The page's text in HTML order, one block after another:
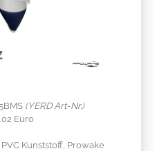
(YERD Art-Nr.)
Euro
PVC Kunststoff , Prowake